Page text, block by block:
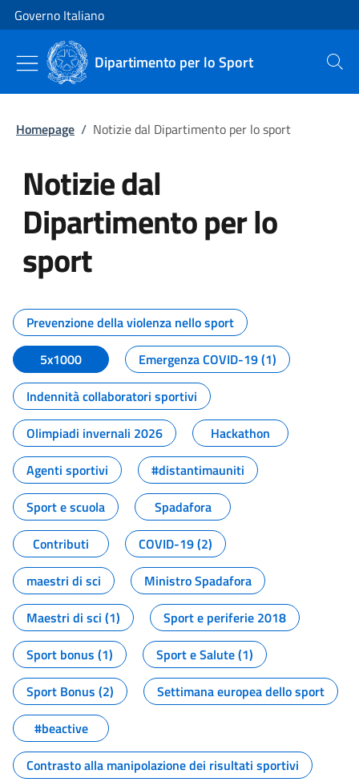
Vai al contenuto
Vai alla navigazione del sito
Governo Italiano
Dipartimento per lo Sport Cerca
Homepage / Notizie dal Dipartimento per lo sport
Notizie dal
Dipartimento per lo
sport
Tutti i contenuti della pagina
Prevenzione della violenza nello sport
5x1000
Emergenza COVID-19 (1)
Indennità collaboratori sportivi
Olimpiadi invernali 2026
Hackathon
Agenti sportivi
#distantimauniti
Sport e scuola
Spadafora
Contributi
COVID-19 (2)
maestri di sci
Ministro Spadafora
Maestri di sci (1)
Sport e periferie 2018
Sport bonus (1)
Sport e Salute (1)
Sport Bonus (2)
Settimana europea dello sport
#beactive
Contrasto alla manipolazione dei risultati sportivi